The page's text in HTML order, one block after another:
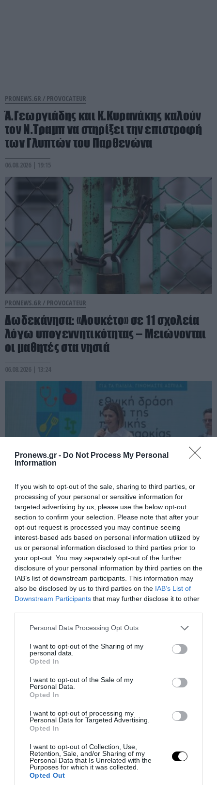
Pronews.gr - Do Not Process My Personal
Information
If you wish to opt-out of the sale, sharing to third parties, or
processing of your personal or sensitive information for
targeted advertising by us, please use the below opt-out
section to confirm your selection. Please note that after your
opt-out request is processed you may continue seeing
interest-based ads based on personal information utilized by
us or personal information disclosed to third parties prior to
your opt-out. You may separately opt-out of the further
disclosure of your personal information by third parties on the
IAB’s list of downstream participants. This information may
also be disclosed by us to third parties on the IAB’s List of
Downstream Participants that may further disclose it to other
Please note that this website/app uses one or more Google
not limited to your visit or usage behaviour. You may click to
grant or deny consent to Google and its third-party tags to
use your data for below specified purposes in below Google
consent section.
Personal Data Processing Opt Outs
I want to opt-out of the Sharing of my
personal data.
Opted In
I want to opt-out of the Sale of my
Personal Data.
Opted In
I want to opt-out of processing my
Personal Data for Targeted Advertising.
Opted In
I want to opt-out of Collection, Use,
Retention, Sale, and/or Sharing of my
Personal Data that Is Unrelated with the
Purposes for which it was collected.
Opted Out
PRONEWS.GR / PROVOCATEUR
Ά.Γεωργιάδης και Κ.Κυρανάκης καλούν
τον Ν.Τραμπ να στηρίξει την επιστροφή
των Γλυπτών του Παρθενώνα
06.08.2026 | 19:15
PRONEWS.GR / PROVOCATEUR
Δωδεκάνησα: «Λουκέτο» σε 11 σχολεία
λόγω υπογεννητικότητας – Μειώνονται
οι μαθητές στα νησιά
06.08.2026 | 13:24
PRONEWS.GR /PROVOCATEUR
Πού πήγαν τα 68 εκατ. ευρώ από το
Ταμείο Ανάκαμψης για το πρόγραμμα της
παιδικής παχυσαρκίας;
06.08.2026 | 11:50
PRONEWS.GR /PROVOCATEUR
«Όταν δόθηκε εντολή εκκένωσης για το
Πόρτο Γερμενό οι πυροσβέστες έφυγαν
πρώτοι»!
06.08.2026 | 09:14